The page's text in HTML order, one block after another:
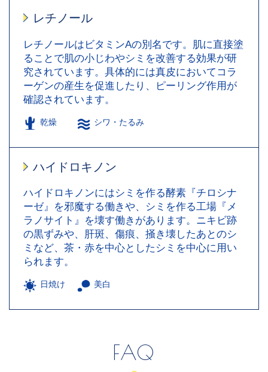
レチノール
レチノールはビタミンAの別名です。肌に直接塗
ることで肌の小じわやシミを改善する効果が研
究されています。具体的には真皮においてコラ
ーゲンの産生を促進したり、ピーリング作用が
確認されています。
乾燥 シワ・たるみ
ハイドロキノン
ハイドロキノンにはシミを作る酵素『チロシナ
ーゼ』を邪魔する働きや、シミを作る工場『メ
ラノサイト』を壊す働きがあります。ニキビ跡
の黒ずみや、肝斑、傷痕、掻き壊したあとのシ
ミなど、茶・赤を中心としたシミを中心に用い
られます。
日焼け 美白
FAQ